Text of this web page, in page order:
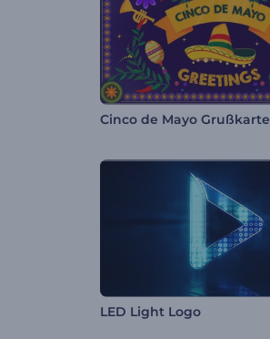
Cinco de Mayo Grußkarte
LED Light Logo